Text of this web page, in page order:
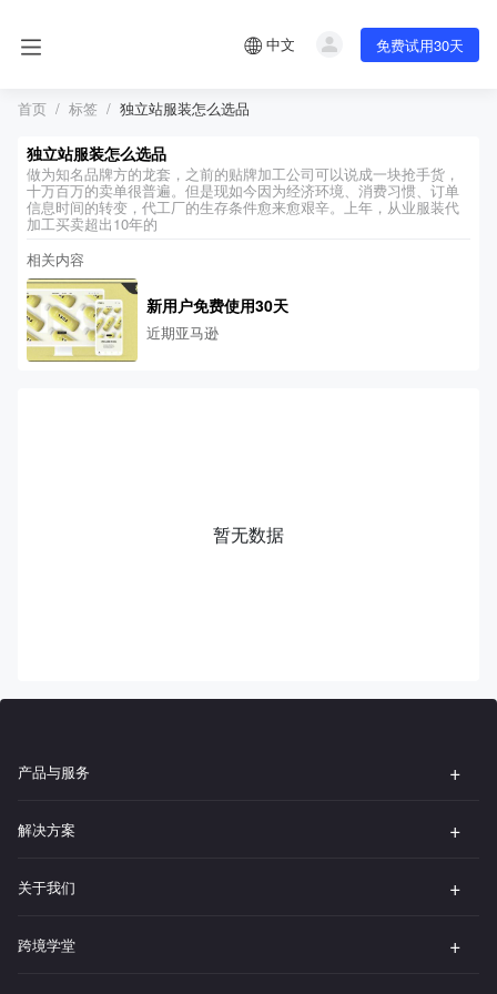
中文 免费试用30天
首页 标签 独立站服装怎么选品
独立站服装怎么选品
做为知名品牌方的龙套，之前的贴牌加工公司可以说成一块抢手货，
十万百万的卖单很普遍。但是现如今因为经济环境、消费习惯、订单
信息时间的转变，代工厂的生存条件愈来愈艰辛。上年，从业服装代
加工买卖超出10年的
相关内容
新用户免费使用30天
近期亚马逊
暂无数据
产品与服务
解决方案
关于我们
跨境学堂